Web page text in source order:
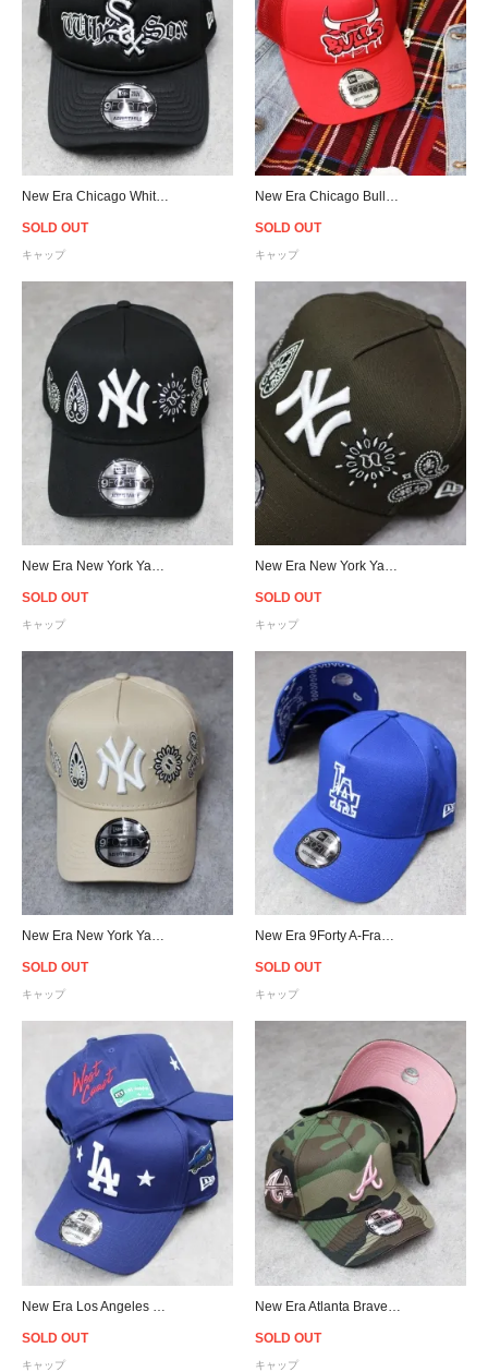
New Era Chicago White Sox 9Forty A-Frame Trucker Snapback Cap
SOLD OUT
キャップ
SOLD OUT
キャップ
SOLD OUT
キャップ
SOLD OUT
キャップ
SOLD OUT
キャップ
SOLD OUT
キャップ
SOLD OUT
キャップ
SOLD OUT
キャップ